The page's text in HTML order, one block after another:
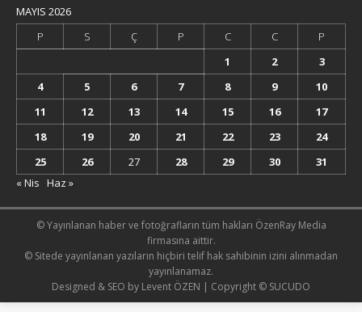
MAYIS 2026
P
S Ç P C C
P
1
2
3
4
5 6 7 8 9
10
11
12 13 14 15 16
17
18
19 20 21 22 23
24
25
26 27 28 29 30
31
« Nis Haz »
© Yayınlanan haber ve fotoğrafların tüm hakları ÖzenRay Media
firmasına aittir.
© Sitede yayınlanan yazıların hiçbiri telif hak sahibinin izini alınmadan
yayınlanamaz.
Designed & SEO by Levent ÖZEN | Copyright © SUCUDO